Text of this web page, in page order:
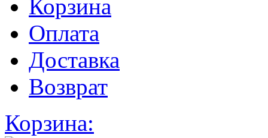
Корзина
Оплата
Доставка
Возврат
Корзина: